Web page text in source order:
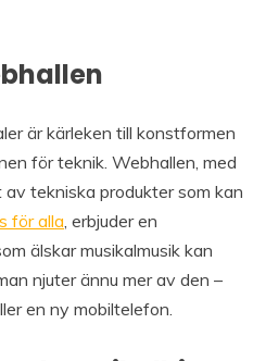
är kärleken till konstformen
för teknik. Webhallen, med
tekniska produkter som kan
för alla, erbjuder en
älskar musikalmusik kan
njuter ännu mer av den –
en ny mobiltelefon.